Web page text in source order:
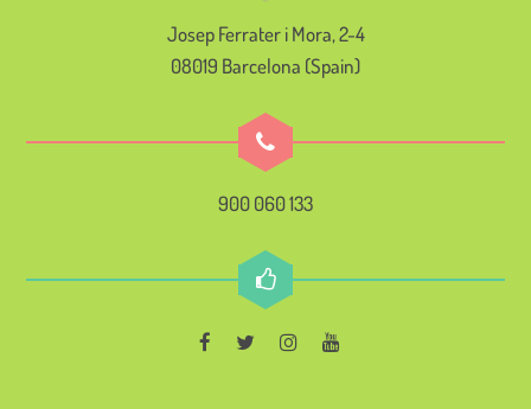
Josep Ferrater i Mora, 2-4
08019 Barcelona (Spain)
900 060 133